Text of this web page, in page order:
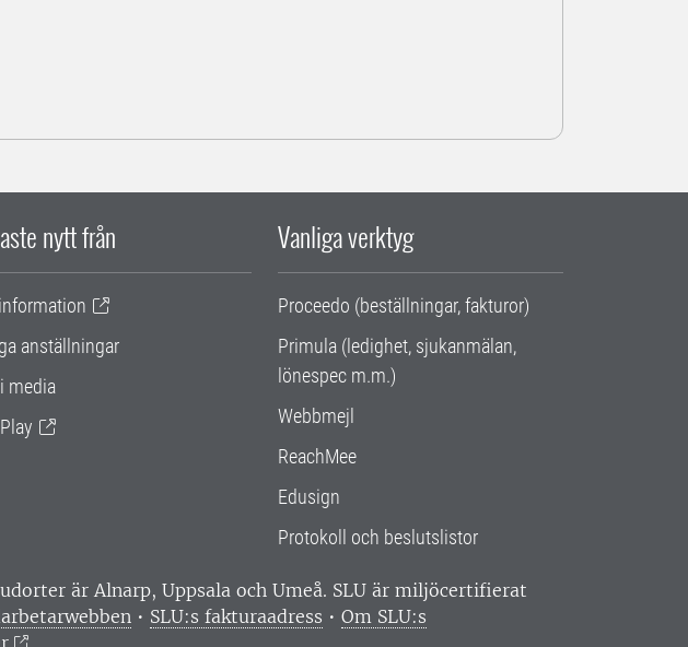
nytt från
anställningar
media
Vanliga verktyg
Proceedo (beställningar, fakturor)
Primula (ledighet, sjukanmälan,
lönespec m.m.)
Webbmejl
ReachMee
Edusign
Protokoll och beslutslistor
är Alnarp, Uppsala och Umeå. SLU är miljöcertifierat
• SLU:s fakturaadress • Om SLU:s